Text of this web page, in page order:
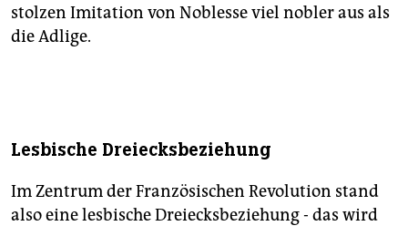
stolzen Imitation von Noblesse viel nobler aus als
die Adlige.
Lesbische Dreiecksbeziehung
Im Zentrum der Französischen Revolution stand
also eine lesbische Dreiecksbeziehung - das wird